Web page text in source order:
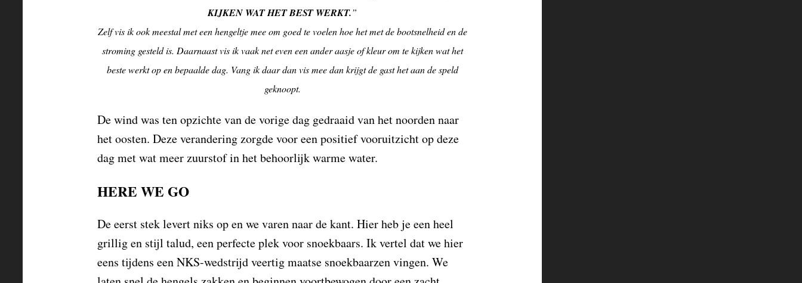
KIJKEN WAT HET BEST WERKT.”
Zelf vis ik ook meestal met een hengeltje mee om goed te voelen hoe het met de bootsnelheid en de
stroming gesteld is. Daarnaast vis ik vaak net even een ander aasje of kleur om te kijken wat het
beste werkt op en bepaalde dag. Vang ik daar dan vis mee dan krijgt de gast het aan de speld
geknoopt.
De wind was ten opzichte van de vorige dag gedraaid van het noorden naar
het oosten. Deze verandering zorgde voor een positief vooruitzicht op deze
dag met wat meer zuurstof in het behoorlijk warme water.
HERE WE GO
De eerst stek levert niks op en we varen naar de kant. Hier heb je een heel
grillig en stijl talud, een perfecte plek voor snoekbaars. Ik vertel dat we hier
eens tijdens een NKS-wedstrijd veertig maatse snoekbaarzen vingen. We